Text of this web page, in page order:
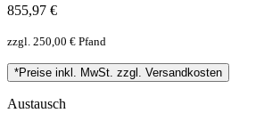
855,97 €
zzgl. 250,00 € Pfand
*Preise inkl. MwSt. zzgl. Versandkosten
Austausch